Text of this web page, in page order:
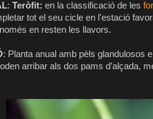
: Teròfit: en la classificació de les
tot el seu cicle en l'estació
en resten les llavors.
: Planta anual amb pèls glandulosos
arribar als dos pams d’alçada,